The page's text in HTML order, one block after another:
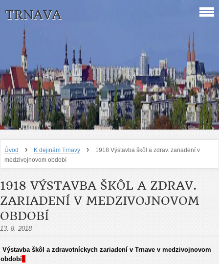
TRNAVA
Úvod › K dejinám Trnavy ›
1918 Výstavba škôl a zdrav. zariadení v
medzivojnovom období
1918 VÝSTAVBA ŠKÔL A ZDRAV.
ZARIADENÍ V MEDZIVOJNOVOM
OBDOBÍ
13. 8. 2018
Výstavba škôl a zdravotníckych zariadení v Trnave v medzivojnovom
období1